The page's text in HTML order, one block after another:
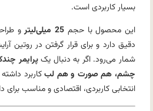
بسیار کاربردی است.
این محصول با حجم 25 میلی‌لیتر
و
دقیق دارد و برای قرار گرفتن در روتین
شمار می‌رود. اگر به دنبال یکپرایمر
چشم، هم صورت و هم لب
انتخابی کاربردی، اقتصادی و مناسب برای